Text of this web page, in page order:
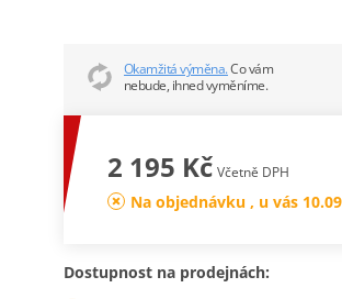
Okamžitá výměna.Co vám
nebude, ihned vyměníme.
2 195 Kč Včetně DPH
Na objednávku , u vás
Dostupnost na prodejnách: